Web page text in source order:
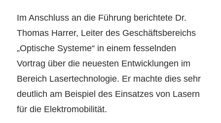
Im Anschluss an die Führung berichtete Dr.
Thomas Harrer, Leiter des Geschäftsbereichs
„Optische Systeme“ in einem fesselnden
Vortrag über die neuesten Entwicklungen im
Bereich Lasertechnologie. Er machte dies sehr
deutlich am Beispiel des Einsatzes von Lasern
für die Elektromobilität.